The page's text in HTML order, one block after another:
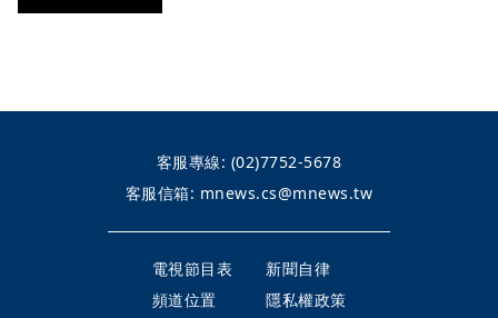
客服專線: (02)7752-5678
客服信箱: mnews.cs@mnews.tw
電視節目表
新聞自律
頻道位置
隱私權政策